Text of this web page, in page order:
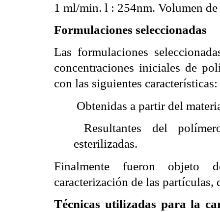
1 ml/min. l : 254nm. Volumen
Formulaciones seleccionadas
Las formulaciones
concentraciones iniciales de
con las siguientes características:
 Obtenidas a partir del
 Resultantes del
esterilizadas.
Finalmente fueron objeto
caracterización de las
Técnicas utilizadas para la